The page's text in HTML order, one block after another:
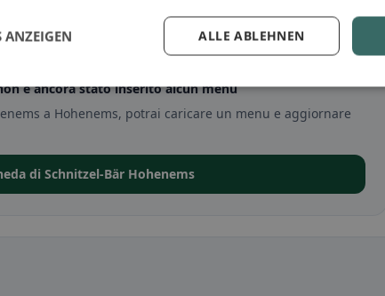
è ancora stato inserito alcun menu
a Hohenems, potrai caricare un menu e aggiornare
di Schnitzel-Bär Hohenems
ALLE ABLEHNEN
ANZEIGEN